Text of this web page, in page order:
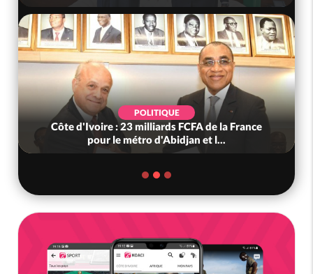
POLITIQUE
Côte d'Ivoire : 23 milliards FCFA de la France
pour le métro d'Abidjan et l...